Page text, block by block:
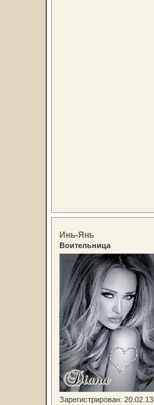
Инь-Янь
Воительница
Зарегистрирован: 20.02.13